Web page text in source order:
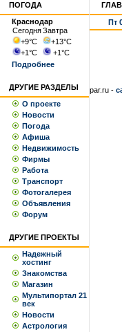
ПОГОДА
Краснодар
СегодняЗавтра
+9°С +13°С
+1°С +1°С
Подробнее
ДРУГИЕ РАЗДЕЛЫ
О проекте
Новости
Погода
Афиша
Недвижимость
Фирмы
Работа
Транспорт
Фотогалерея
Объявления
Форум
ДРУГИЕ ПРОЕКТЫ
Надежный
хостинг
Знакомства
Магазин
Мультипортал 21
век
Новости
Астрология
Пт
par.ru -